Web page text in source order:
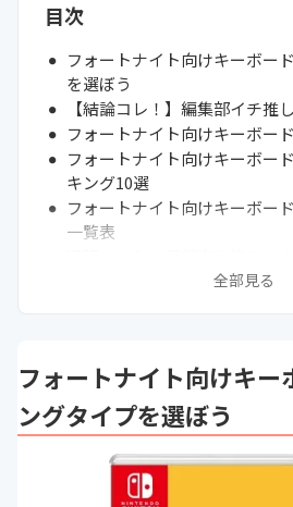
目次
フォートナイト向けキーボー
を選ぼう
【結論コレ！】編集部イチ推
フォートナイト向けキーボー
フォートナイト向けキーボー
キング10選
フォートナイト向けキーボー
一覧表
フォートナイト向けキーボー
フォートナイトのキーマウス
しい
フォートナイト向けの片手キ
フォートナイトにも欲しいお
全部見る
フォートナイト向けキー
ングタイプを選ぼう